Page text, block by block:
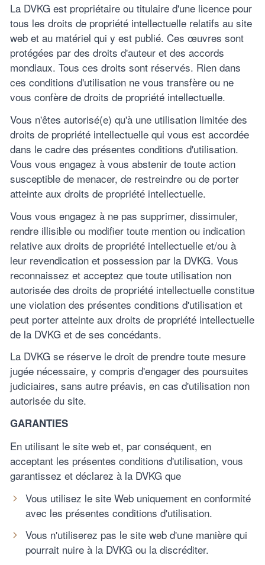
La DVKG est propriétaire ou titulaire d'une licence pour
tous les droits de propriété intellectuelle relatifs au site
web et au matériel qui y est publié. Ces œuvres sont
protégées par des droits d'auteur et des accords
mondiaux. Tous ces droits sont réservés. Rien dans
ces conditions d'utilisation ne vous transfère ou ne
vous confère de droits de propriété intellectuelle.
Vous n'êtes autorisé(e) qu'à une utilisation limitée des
droits de propriété intellectuelle qui vous est accordée
dans le cadre des présentes conditions d'utilisation.
Vous vous engagez à vous abstenir de toute action
susceptible de menacer, de restreindre ou de porter
atteinte aux droits de propriété intellectuelle.
Vous vous engagez à ne pas supprimer, dissimuler,
rendre illisible ou modifier toute mention ou indication
relative aux droits de propriété intellectuelle et/ou à
leur revendication et possession par la DVKG. Vous
reconnaissez et acceptez que toute utilisation non
autorisée des droits de propriété intellectuelle constitue
une violation des présentes conditions d'utilisation et
peut porter atteinte aux droits de propriété intellectuelle
de la DVKG et de ses concédants.
La DVKG se réserve le droit de prendre toute mesure
jugée nécessaire, y compris d'engager des poursuites
judiciaires, sans autre préavis, en cas d'utilisation non
autorisée du site.
GARANTIES
En utilisant le site web et, par conséquent, en
acceptant les présentes conditions d'utilisation, vous
garantissez et déclarez à la DVKG que
Vous utilisez le site Web uniquement en conformité
avec les présentes conditions d'utilisation.
Vous n'utiliserez pas le site web d'une manière qui
pourrait nuire à la DVKG ou la discréditer.